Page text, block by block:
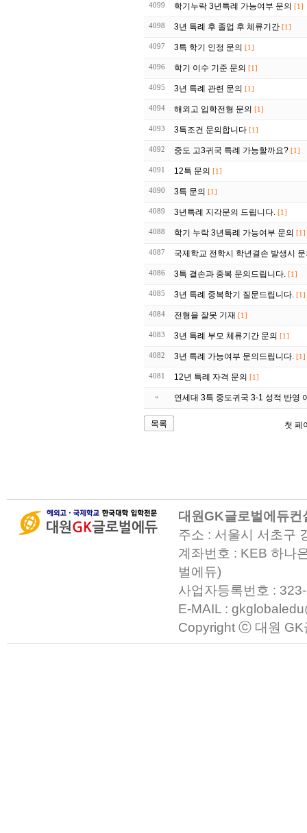
4099 학기누락 3년특례 가능여부 문의 [1]
4098 3년 특례 후 졸업 후 체류기간 [1]
4097 3특 학기 인정 문의 [1]
4096 학기 이수 기준 문의 [1]
4095 3년 특례 관련 문의 [1]
4094 해외고 입학전형 문의 [1]
4093 3특조건 문의합니다 [1]
4092 중도 고3귀국 특례 가능할까요? [1]
4091 12특 문의 [1]
4090 3특 문의 [1]
4089 3년특례 지각문의 드립니다. [1]
4088 학기 누락 3년특례 가능여부 문의 [1]
4087 국제학교 전학시 학년결손 발생시
4086 3특 결손과 중복 문의드립니다. [1]
4085 3년 특례 중복학기 질문드립니다. [1]
4084 전형을 잘못 기재 [1]
4083 3년 특례 부모 체류기간 문의 [1]
4082 3년 특례 가능여부 문의드립니다. [1]
4081 12년 특례 자격 문의 [1]
» 연세대 3특 중도귀국 3-1 성적 반영
목록 첫 페
대원GK글로벌에듀
주소 : 서울시 서초구
계좌번호 : KEB 하나
벌에듀)
사업자등록번호 :
E-MAIL :
Copyright ⓒ 대원 GK